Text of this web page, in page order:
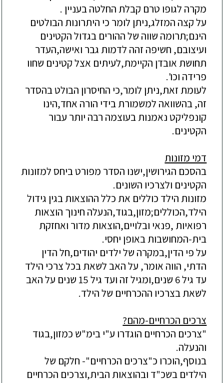
מקרה לגופו טרם קבלת החלטה בעניין .
על קצה המזלג,ניתן לומר כי היתרונות הבולטים
הינם;תרומה שווה של ההורים בגדול הקטינים
ועיצובם, חשיפה זהה לדמות גבר ואישה,העדר
תחושת אובדן הקיימת,לעיתים אצל קטינים שחוו
פרידה וכו'.
לעומת זאת,ניתן לומר,כי החיסרון הבולט בהסדר
זה, בהשוואה למשמורת בידי הורה אחד,הינו
קונפליקט נאמנות בעוצמה רבה יותר עבור
הקטינים.
דמי מזונות
בהסכם הגירושין,ישנו הסדר מפורט ביחס למזונות
הקטינים ולצרכיו השונים.
מזונות הילד כוללים את כלל ההוצאות בגין גידול
הילד,הכוללים;מזון,בגוד,הנעלה חינוך הוצאות
רפואיות ,פנאי ובלויים,הוצאות מדור ואחזקת
בית-המחושבות באופן יחסי.
על פי הדין,במקרה של ילדים יהודים,חל הדין
הדתי, הווה אומר, על האב לשאת בכל צרכי הילד
עד גיל 6 שנים,ומגיל זה ועד גיל 15 שנים על האב
לשאת בצרכיו ההכרחיים של הילד.
צרכים הכרחיים-מהם?
"צרכים הכרחיים הוגדרו ע"י בימ"ש כמזון,בגוד
והנעלה.
בנוסף,הוכרו כ"צרכים הכרחיים"- חלקם של
הילדים בשכ"ד ובהוצאות הבית,וצרכים הכרחיים